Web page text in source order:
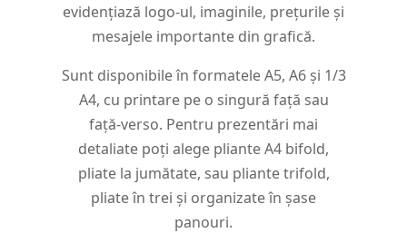
evidențiază logo-ul, imaginile, prețurile și
mesajele importante din grafică.
Sunt disponibile în formatele A5, A6 și 1/3
A4, cu printare pe o singură față sau
față-verso. Pentru prezentări mai
detaliate poți alege pliante A4 bifold,
pliate la jumătate, sau pliante trifold,
pliate în trei și organizate în șase
panouri.